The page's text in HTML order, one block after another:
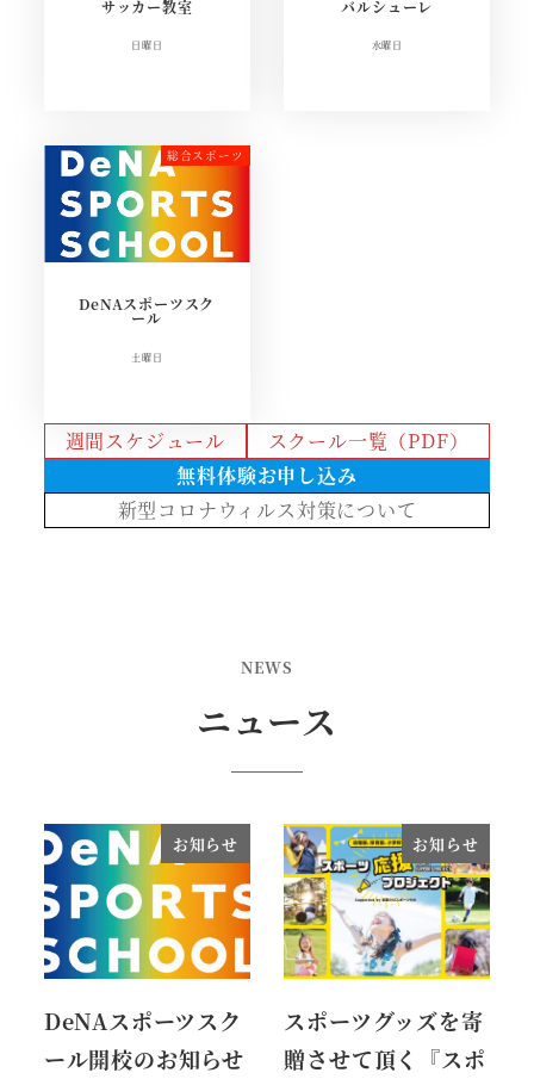
サッカー教室
日曜日
バルシューレ
水曜日
DeNAスポーツスク
ール
土曜日
週間スケジュール
スクール一覧（PDF）
無料体験お申し込み
新型コロナウィルス対策について
NEWS
ニュース
お知らせ
DeNAスポーツスク
ール開校のお知らせ
お知らせ
スポーツグッズを寄
贈させて頂く『スポ